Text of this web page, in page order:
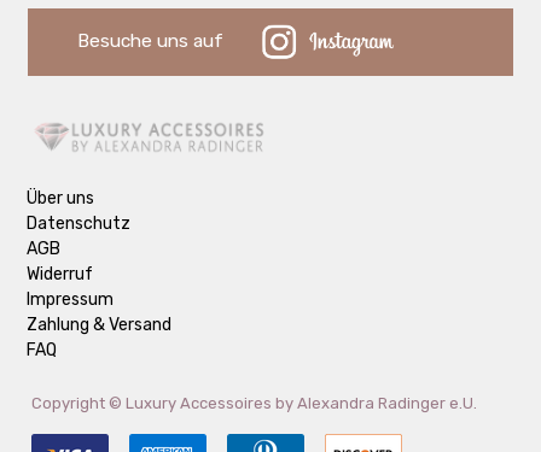
Besuche uns auf
Über uns
Datenschutz
AGB
Widerruf
Impressum
Zahlung & Versand
FAQ
Copyright © Luxury Accessoires by Alexandra Radinger e.U.